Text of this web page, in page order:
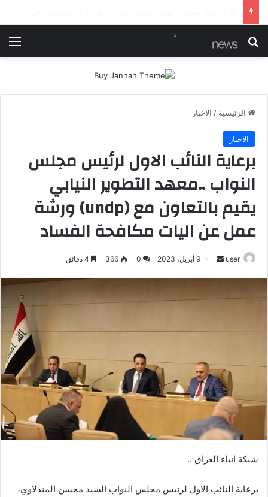
بحث عن
الرئيسية / الاخبار
الاخبار
برعاية النائب الاول لرئيس مجلس
النواب ..معهد التطوير النيابي
يقيم بالتعاون مع (undp) ورشة
عمل عن اليات مكافحة الفساد
user
أرسل 9 أبريل، 2023 0
366
شبكة انباء العراق ..
برعاية النائب الاول لرئيس مجلس النواب السيد محسن المندلاوي،